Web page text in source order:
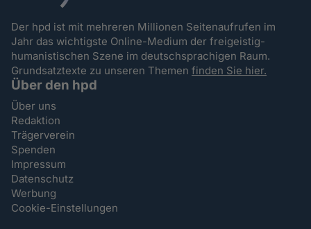
Der hpd ist mit mehreren Millionen Seitenaufrufen im
Jahr das wichtigste Online-Medium der freigeistig-
humanistischen Szene im deutschsprachigen Raum.
Grundsatztexte zu unseren Themenfinden Sie hier.
Über den hpd
Über uns
Redaktion
Trägerverein
Spenden
Impressum
Datenschutz
Werbung
Cookie-Einstellungen